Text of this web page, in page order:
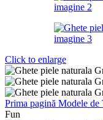
Click to enlarge
Prima pagină Modele de
Fun